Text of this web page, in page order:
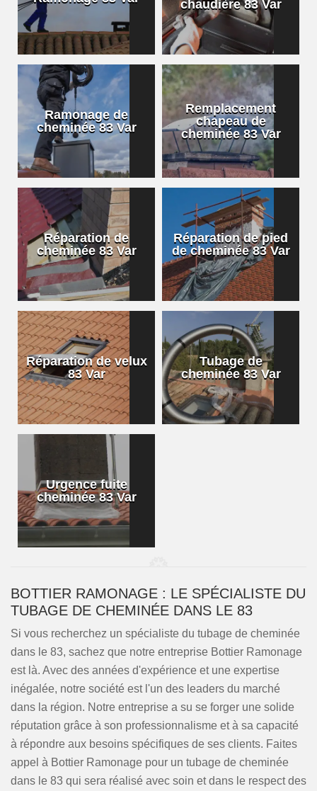
chaudière 83 Var
Ramonage de
cheminée 83 Var
Remplacement
chapeau de
cheminée 83 Var
Réparation de
cheminée 83 Var
Réparation de pied
de cheminée 83 Var
Réparation de velux
83 Var
Tubage de
cheminée 83 Var
Urgence fuite
cheminée 83 Var
BOTTIER RAMONAGE : LE SPÉCIALISTE DU
TUBAGE DE CHEMINÉE DANS LE 83
Si vous recherchez un spécialiste du tubage de cheminée
dans le 83, sachez que notre entreprise Bottier Ramonage
est là. Avec des années d'expérience et une expertise
inégalée, notre société est l'un des leaders du marché
dans la région. Notre entreprise a su se forger une solide
réputation grâce à son professionnalisme et à sa capacité
à répondre aux besoins spécifiques de ses clients. Faites
appel à Bottier Ramonage pour un tubage de cheminée
dans le 83 qui sera réalisé avec soin et dans le respect des